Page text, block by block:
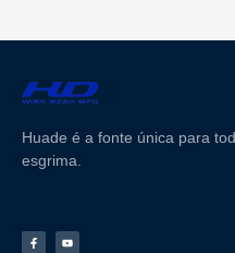
Huade é a fonte única para
esgrima.